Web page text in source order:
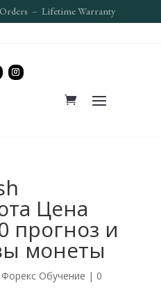
– Lifetime Warranty
Цена
прогноз и
монеты
Форекс Обучение | 0